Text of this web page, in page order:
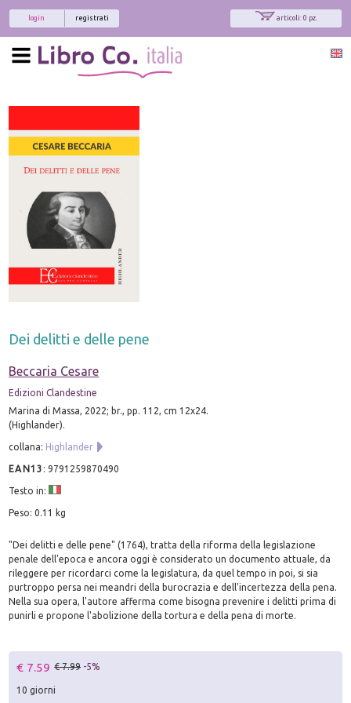
articoli: 0 pz.
registrati
login
Dei delitti e delle pene
Beccaria Cesare
Edizioni Clandestine
Marina di Massa, 2022; br., pp. 112, cm 12x24.
(Highlander).
collana: Highlander
EAN13 :9791259870490
Testo in:
Peso: 0.11 kg
"Dei delitti e delle pene" (1764), tratta della riforma della legislazione
penale dell'epoca e ancora oggi è considerato un documento attuale, da
rileggere per ricordarci come la legislatura, da quel tempo in poi, si sia
purtroppo persa nei meandri della burocrazia e dell'incertezza della pena.
Nella sua opera, l'autore afferma come bisogna prevenire i delitti prima di
punirli e propone l'abolizione della tortura e della pena di morte.
€ 7.59 € 7.99 -5%
10 giorni